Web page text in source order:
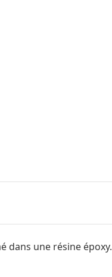
dans une résine époxy.